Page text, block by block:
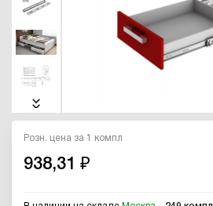
Розн. цена за 1 компл
938,31 ₽